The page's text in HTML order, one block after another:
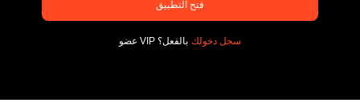
رمز خاطئ: 70013083.-1-8aaa18ee86745a07e9ec541a6a96e936
فتح التطبيق
عضو VIP بالفعل؟ سجل دخولك